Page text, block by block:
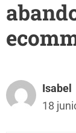
Isabel
18